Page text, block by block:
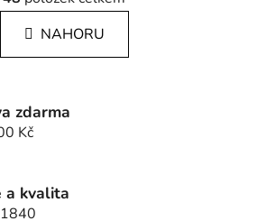
l
á
d
í
k
n
k
í
NAHORU
zdarma
Kč
a kvalita